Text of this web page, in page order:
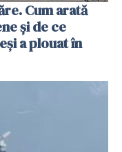
Cum arată
și de ce
a plouat în